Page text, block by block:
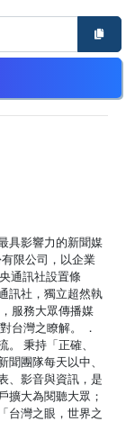
具影響力的新聞媒
限公司，以企業
通訊社設置條
訊社，獨立超然執
服務大眾傳播媒
台灣之瞭解。 ．
秉持「正確、
團隊每天以中、
、影音與資訊，是
擴大為閱聽大眾；
台灣之眼，世界之